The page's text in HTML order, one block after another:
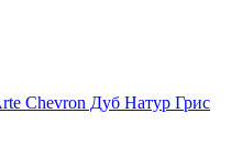
Chevron Дуб Натур Грис